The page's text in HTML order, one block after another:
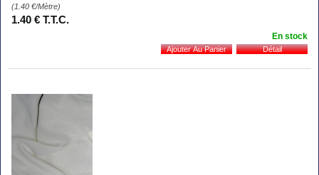
(1.40 €/Mètre)
1.40 € T.T.C.
En stock